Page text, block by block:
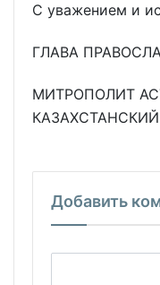
С уважением и
ГЛАВА
МИТРОПОЛИТ
КАЗАХСТАНСКИЙ
Добавить